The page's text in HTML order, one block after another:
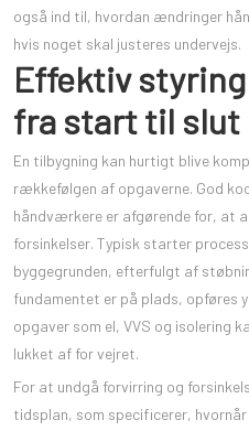
også ind til, hvordan ændringer
hvis noget skal justeres undervejs.
Effektiv
fra start til slut
En tilbygning kan hurtigt blive
rækkefølgen af opgaverne. God
håndværkere er afgørende for, at
forsinkelser. Typisk starter
byggegrunden, efterfulgt af
fundamentet er på plads, opføres
opgaver som el, VVS og isolering
lukket af for vejret.
For at undgå forvirring og
tidsplan, som specificerer,